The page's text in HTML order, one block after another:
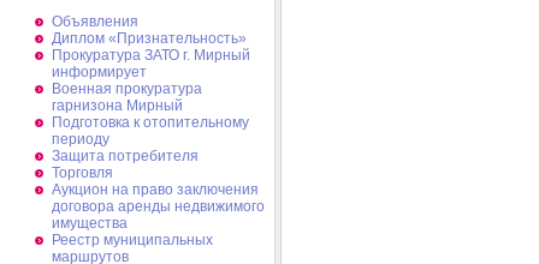
Объявления
Диплом «Признательность»
Прокуратура ЗАТО г. Мирный
информирует
Военная прокуратура
гарнизона Мирный
Подготовка к отопительному
периоду
Защита потребителя
Торговля
Аукцион на право заключения
договора аренды недвижимого
имущества
Реестр муниципальных
маршрутов